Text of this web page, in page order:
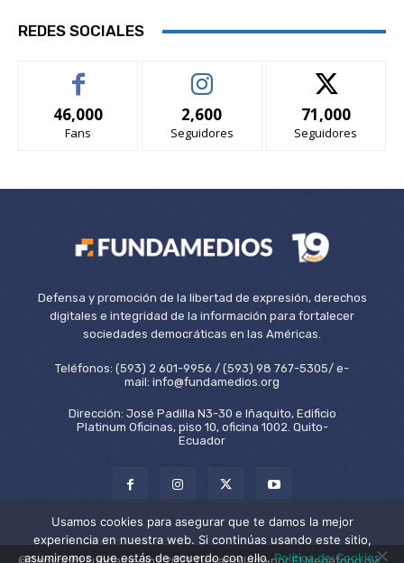
REDES SOCIALES
46,000
Fans
2,600
Seguidores
71,000
Seguidores
Defensa y promoción de la libertad de expresión, derechos
digitales e integridad de la información para fortalecer
sociedades democráticas en las Américas.
Teléfonos: (593) 2 601-9956 / (593) 98 767-5305/ e-
mail: info@fundamedios.org
Dirección: José Padilla N3-30 e Iñaquito, Edificio
Platinum Oficinas, piso 10, oficina 1002. Quito-
Ecuador
Usamos cookies para asegurar que te damos la mejor
experiencia en nuestra web. Si continúas usando este sitio,
asumiremos que estás de acuerdo con ello.Política de Cookies